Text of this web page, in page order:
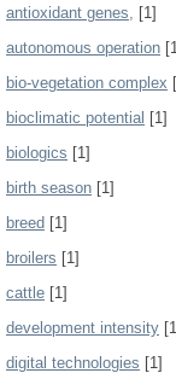
antioxidant genes, [1]
autonomous operation
bio-vegetation complex
bioclimatic potential [1]
biologics [1]
birth season [1]
breed [1]
broilers [1]
cattle [1]
development intensity
digital technologies [1]